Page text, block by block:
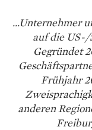
...Unternehmer
auf die US-/
Gegründet
Frühjahr
anderen